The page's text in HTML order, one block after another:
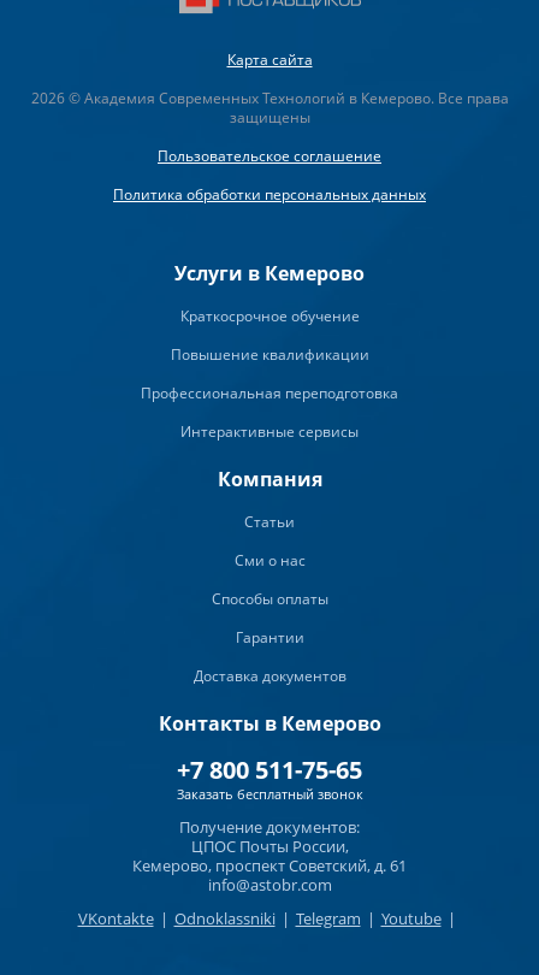
Карта сайта
2026 © Академия Современных Технологий в Кемерово. Все права
защищены
Пользовательское соглашение
Политика обработки персональных данных
Услуги в Кемерово
Краткосрочное обучение
Повышение квалификации
Профессиональная переподготовка
Интерактивные сервисы
Компания
Статьи
Сми о нас
Способы оплаты
Гарантии
Доставка документов
Контакты в Кемерово
+7 800 511-75-65
Заказать бесплатный звонок
Получение документов:
ЦПОС Почты России,
Кемерово, проспект Советский, д. 61
info@astobr.com
VKontakte | Odnoklassniki | Telegram | Youtube |